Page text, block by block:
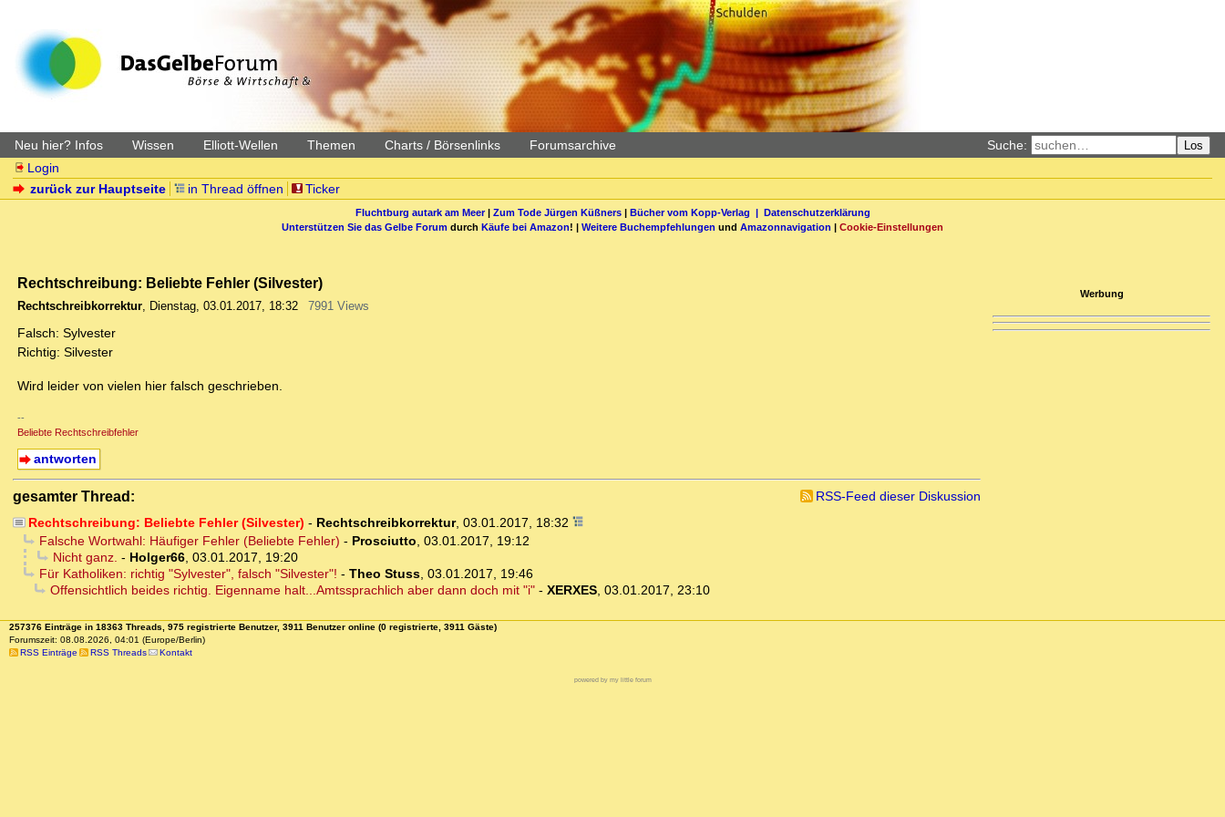
Neu hier? Infos Wissen Elliott-Wellen Themen Charts / Börsenlinks Forumsarchive Suche: Los
Login
zurück zur Hauptseite
in Thread öffnen Ticker
Fluchtburg autark am Meer| Zum Tode Jürgen Küßners| Bücher vom Kopp-Verlag | Datenschutzerklärung
Unterstützen Sie das Gelbe Forum durch Käufe bei Amazon! | Weitere Buchempfehlungen und Amazonnavigation | Cookie-Einstellungen
Rechtschreibung: Beliebte Fehler (Silvester)
Rechtschreibkorrektur, Dienstag, 03.01.2017, 18:32 7991 Views
Falsch: Sylvester
Richtig: Silvester
Wird leider von vielen hier falsch geschrieben.
--
Beliebte Rechtschreibfehler
antworten
gesamter Thread:
RSS-Feed dieser Diskussion
Rechtschreibung: Beliebte Fehler (Silvester) - Rechtschreibkorrektur, 03.01.2017, 18:32
Falsche Wortwahl: Häufiger Fehler (Beliebte Fehler) - Prosciutto, 03.01.2017, 19:12
Nicht ganz. - Holger66, 03.01.2017, 19:20
Für Katholiken: richtig "Sylvester", falsch "Silvester"! - Theo Stuss, 03.01.2017, 19:46
Offensichtlich beides richtig. Eigenname halt...Amtssprachlich aber dann doch mit "i"- XERXES, 03.01.2017, 23:10
Werbung
257376 Einträge in 18363 Threads, 975 registrierte Benutzer, 3911 Benutzer online (0 registrierte, 3911 Gäste)
Forumszeit: 08.08.2026, 04:01 (Europe/Berlin)
RSS Einträge
RSS Threads Kontakt
powered by my little forum